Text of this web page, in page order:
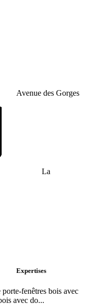
Avenue des Gorges
La
Expertises
fenêtres bois avec
avec do...